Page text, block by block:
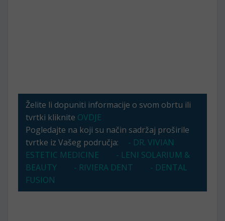
Želite li dopuniti informacije o svom obrtu ili
tvrtki kliknite OVDJE
Pogledajte na koji su način sadržaj proširile
tvrtke iz Vašeg područja:
- DR. VIVIAN
ESTETIC MEDICINE
- LENI SOLARIUM &
BEAUTY
- RIVIERA DENT
- DENTAL
FUSION